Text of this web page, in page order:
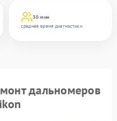
30 мин
среднее время диагностики
дальномеров